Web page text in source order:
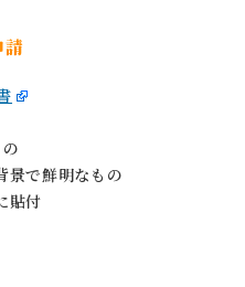
請
景で鮮明なもの
貼付